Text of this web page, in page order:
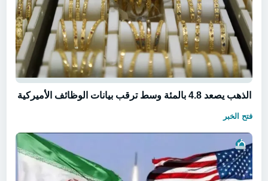
الذهب يصعد 4.8 بالمئة وسط ترقب بيانات الوظائف الأميركية
فتح الخبر